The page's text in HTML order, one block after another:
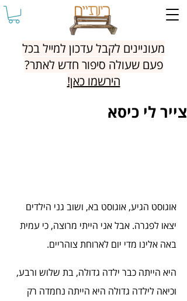
מעוניינים לקבל עדכון למייל בכל
פעם שעולה סיפור חדש לאתר?
הירשמו כאן!
צייר לי כיסא
אוגוסט הגיע, אוגוסט בא, ושוב גני הילדים
יצאו לפגרה. אבל אני הייתי מרוצה, כי עמית
באה אלינו מדי יום לארוחת צוהריים.
היא הייתה כבר ילדה גדולה, בת שלוש ורבע,
וכיאה לילדה גדולה היא הייתה נחמדה רק